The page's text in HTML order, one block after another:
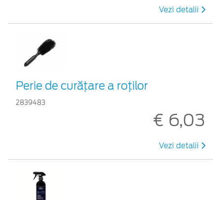
Vezi detalii
Perie de curățare a roților
2839483
€ 6,03
Vezi detalii